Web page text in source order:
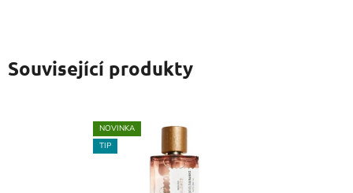
Související produkty
NOVINKA
TIP